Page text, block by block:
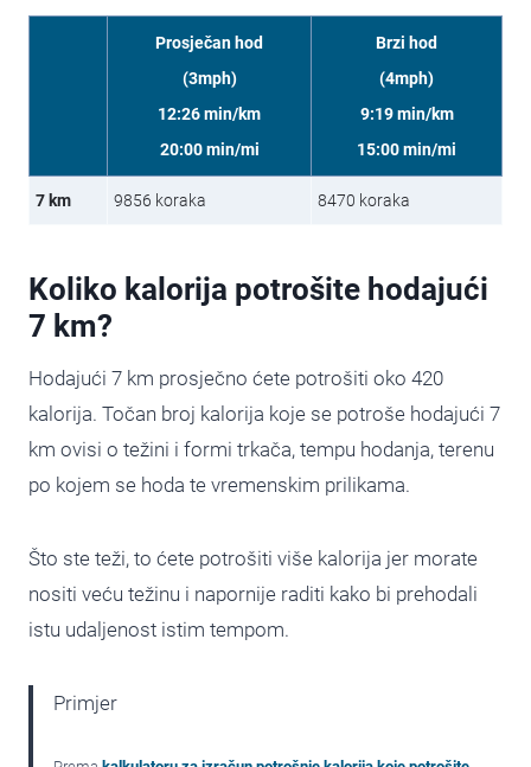
Prosječan hod
(3mph)
12:26 min/km
20:00 min/mi
Brzi hod
(4mph)
9:19 min/km
15:00 min/mi
7 km 9856 koraka 8470 koraka
Koliko kalorija potrošite hodajući
7 km?
Hodajući 7 km prosječno ćete potrošiti oko 420
kalorija. Točan broj kalorija koje se potroše hodajući 7
km ovisi o težini i formi trkača, tempu hodanja, terenu
po kojem se hoda te vremenskim prilikama.
Što ste teži, to ćete potrošiti više kalorija jer morate
nositi veću težinu i napornije raditi kako bi prehodali
istu udaljenost istim tempom.
Primjer